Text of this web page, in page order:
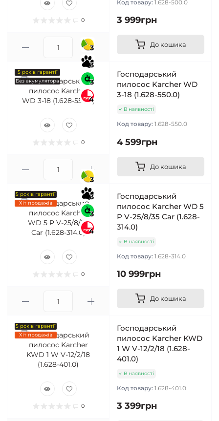
0
Код товару: 1.628-500.0
3 999грн
До кошика
5 років гарантії
Без акумулятора
3
3
3
4
0
Господарський
пилосос Karcher WD
3-18 (1.628-550.0)
В наявності
Код товару: 1.628-550.0
4 599грн
До кошика
5 років гарантії
Хіт продажів
3
3
3
4
0
Господарський
пилосос Karcher WD 5
P V-25/8/35 Car (1.628-
314.0)
В наявності
Код товару: 1.628-314.0
10 999грн
До кошика
5 років гарантії
Хіт продажів
0
Господарський
пилосос Karcher KWD
1 W V-12/2/18 (1.628-
401.0)
В наявності
Код товару: 1.628-401.0
3 399грн